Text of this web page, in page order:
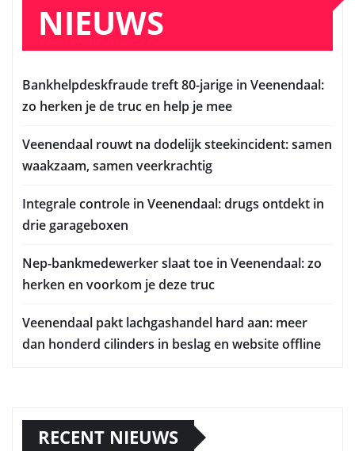
NIEUWS
Bankhelpdeskfraude treft 80-jarige in Veenendaal:
zo herken je de truc en help je mee
Veenendaal rouwt na dodelijk steekincident: samen
waakzaam, samen veerkrachtig
Integrale controle in Veenendaal: drugs ontdekt in
drie garageboxen
Nep-bankmedewerker slaat toe in Veenendaal: zo
herken en voorkom je deze truc
Veenendaal pakt lachgashandel hard aan: meer
dan honderd cilinders in beslag en website offline
RECENT NIEUWS